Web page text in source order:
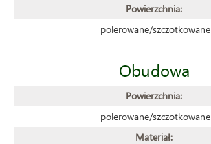
Powierzchnia:
polerowane/szczotkowane
Obudowa
Powierzchnia:
polerowane/szczotkowane
Materiał: